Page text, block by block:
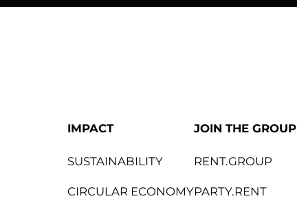
IMPACT
SUSTAINABILITY
CIRCULAR ECONOMY
JOIN THE GROUP
RENT.GROUP
PARTY.RENT